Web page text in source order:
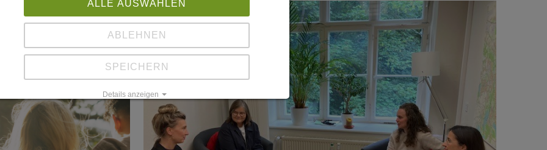
ALLE AUSWÄHLEN
ABLEHNEN
SPEICHERN
Details anzeigen
Impressum Datenschutz